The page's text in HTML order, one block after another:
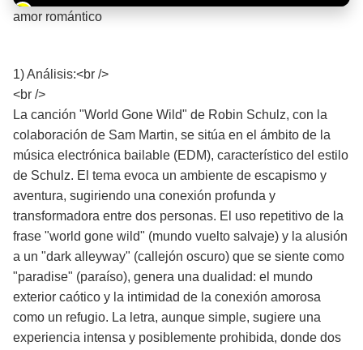
Barra de progreso de la reproducción
amor romántico
1) Análisis:<br />
<br />
La canción "World Gone Wild" de Robin Schulz, con la
colaboración de Sam Martin, se sitúa en el ámbito de la
música electrónica bailable (EDM), característico del estilo
de Schulz. El tema evoca un ambiente de escapismo y
aventura, sugiriendo una conexión profunda y
transformadora entre dos personas. El uso repetitivo de la
frase "world gone wild" (mundo vuelto salvaje) y la alusión
a un "dark alleyway" (callejón oscuro) que se siente como
"paradise" (paraíso), genera una dualidad: el mundo
exterior caótico y la intimidad de la conexión amorosa
como un refugio. La letra, aunque simple, sugiere una
experiencia intensa y posiblemente prohibida, donde dos